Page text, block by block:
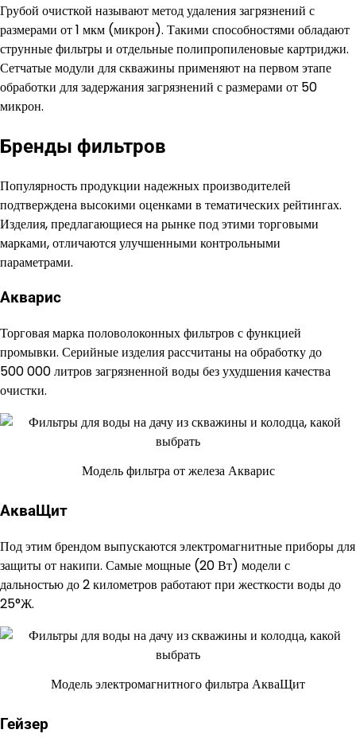
Грубой очисткой называют метод удаления загрязнений с
размерами от 1 мкм (микрон). Такими способностями обладают
струнные фильтры и отдельные полипропиленовые картриджи.
Сетчатые модули для скважины применяют на первом этапе
обработки для задержания загрязнений с размерами от 50
микрон.
Бренды фильтров
Популярность продукции надежных производителей
подтверждена высокими оценками в тематических рейтингах.
Изделия, предлагающиеся на рынке под этими торговыми
марками, отличаются улучшенными контрольными
параметрами.
Акварис
Торговая марка половолоконных фильтров с функцией
промывки. Серийные изделия рассчитаны на обработку до
500 000 литров загрязненной воды без ухудшения качества
очистки.
Модель фильтра от железа Акварис
АкваЩит
Под этим брендом выпускаются электромагнитные приборы для
защиты от накипи. Самые мощные (20 Вт) модели с
дальностью до 2 километров работают при жесткости воды до
25°Ж.
Модель электромагнитного фильтра АкваЩит
Гейзер